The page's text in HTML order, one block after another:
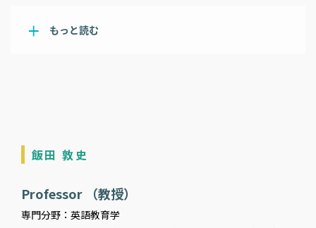
もっと読む
飯田 敦史
Professor （教授）
専門分野：英語教育学